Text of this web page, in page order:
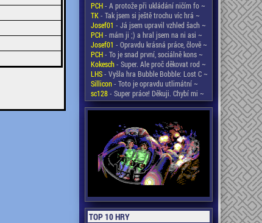
PCH- A protože při ukládání ničím fo ~
TK- Tak jsem si ještě trochu víc hrá ~
Josef01 - Já jsem upravil vzhled šach ~
PCH- mám ji ;) a hral jsem na ni asi ~
Josef01 - Opravdu krásná práce, člově ~
PCH- To je snad první, sociálně kons ~
Kokesch- Super. Ale proč děkovat rod ~
LHS- Vyšla hra Bubble Bobble: Lost C ~
Sillicon- Toto je opravdu utlimátní ~
sc128- Super práce! Děkuji. Chybí mi ~
TOP 10 HRY